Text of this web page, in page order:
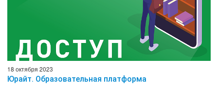
18 октября 2023
Юрайт. Образовательная платформа